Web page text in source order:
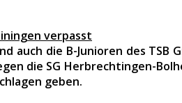
verpasst
auch die B-Junioren des
die SG Herbrechtingen-
geben.